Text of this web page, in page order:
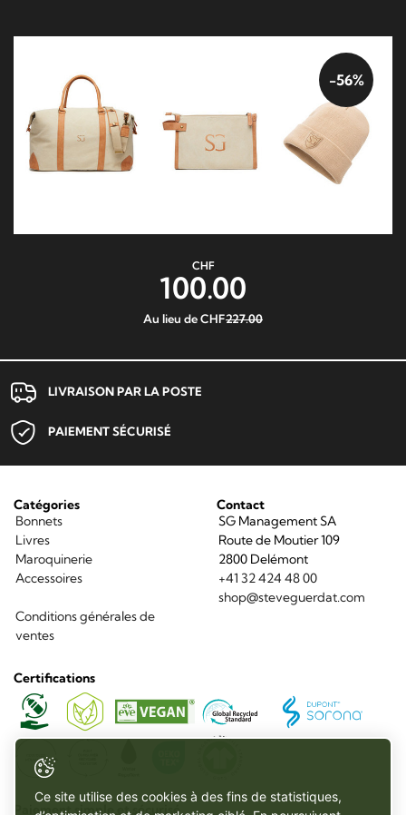
-56%
CHF
100.00
Au lieu de CHF227.00
LIVRAISON PAR LA POSTE
PAIEMENT SÉCURISÉ
Catégories
Bonnets
Livres
Maroquinerie
Accessoires
Conditions générales de
ventes
Contact
SG Management SA
Route de Moutier 109
2800 Delémont
+41 32 424 48 00
shop@steveguerdat.com
Certifications
Matières
Matières
Vegan
Global
Recycled
Standard
Organic
Paiement simple et sécurisé
Ce site utilise des cookies à des fins de statistiques,